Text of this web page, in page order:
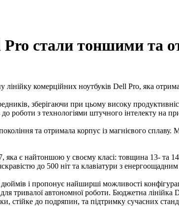
Pro стали тоншими та
комерційних ноутбуків Dell Pro, яка
зберігаючи при цьому високу
роботи з технологіями штучного інтелекту на
та отримала корпус із магнієвого
яка є найтоншою у своєму класі: товщина 13-
до 500 ніт та клавіатури з
і пропонує найширші можливості
тривалої автономної роботи. Бюджетна
стійке до подряпин, та підтримку сучасних